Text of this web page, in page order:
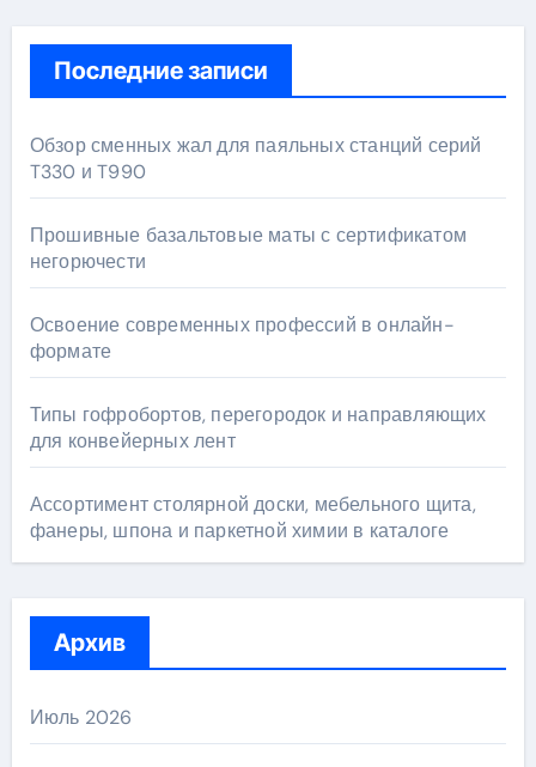
Последние записи
Обзор сменных жал для паяльных станций серий
T330 и T990
Прошивные базальтовые маты с сертификатом
негорючести
Освоение современных профессий в онлайн-
формате
Типы гофробортов, перегородок и направляющих
для конвейерных лент
Ассортимент столярной доски, мебельного щита,
фанеры, шпона и паркетной химии в каталоге
Архив
Июль 2026